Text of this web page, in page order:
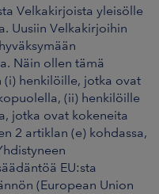
Velkakirjoista yleisölle
Uusiin Velkakirjoihin
Näin ollen tämä
henkilöille, jotka ovat
(ii) henkilöille
jotka ovat kokeneita
2 artiklan (e) kohdassa,
EU:sta
(European Union